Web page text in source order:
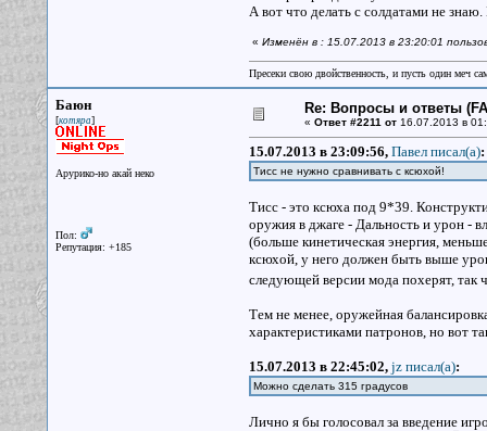
А вот что делать с солдатами не
« Изменён в : 15.07.2013 в 23:20:01
Пресеки свою двойственность, и пусть один меч
Баюн
[котяра]
Арурико-но акай неко
Пол:
Репутация: +185
Re: Вопросы и ответы
« Ответ #2211 от16.07.2013 в
15.07.2013 в 23:09:56, Павел писал(a):
Тисс не нужно сравнивать с ксюхой!
Тисс - это ксюха под 9*39.
оружия в джаге - Дальность и урон -
(больше кинетическая энергия,
ксюхой, у него должен быть выше
следующей версии мода похерят, так
Тем не менее, оружейная
характеристиками патронов, но вот
15.07.2013 в 22:45:02, jz писал(a):
Можно сделать 315 градусов
Лично я бы голосовал за введение